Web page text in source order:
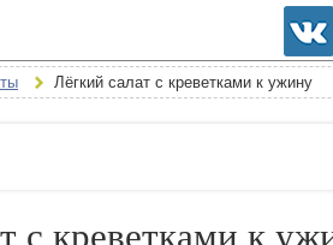
Лёгкий салат с креветками к ужину
с креветками к